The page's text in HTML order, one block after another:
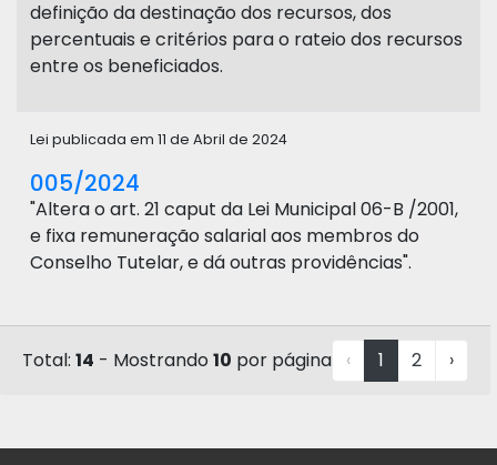
definição da destinação dos recursos, dos
percentuais e critérios para o rateio dos recursos
entre os beneficiados.
Lei publicada em 11 de Abril de 2024
005/2024
"Altera o art. 21 caput da Lei Municipal 06-B /2001,
e fixa remuneração salarial aos membros do
Conselho Tutelar, e dá outras providências".
Total: 14 - Mostrando 10 por página ‹ 1 2 ›